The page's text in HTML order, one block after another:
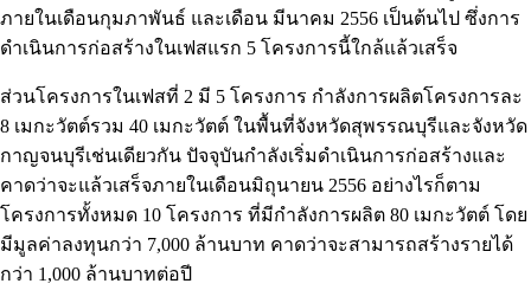
ภายในเดือนกุมภาพันธ์ และเดือน มีนาคม 2556 เป็นต้นไป ซึ่งการ
ดำเนินการก่อสร้างในเฟสแรก 5 โครงการนี้ใกล้แล้วเสร็จ
ส่วนโครงการในเฟสที่ 2 มี 5 โครงการ กำลังการผลิตโครงการละ
8 เมกะวัตต์รวม 40 เมกะวัตต์ ในพื้นที่จังหวัดสุพรรณบุรีและจังหวัด
กาญจนบุรีเช่นเดียวกัน ปัจจุบันกำลังเริ่มดำเนินการก่อสร้างและ
คาดว่าจะแล้วเสร็จภายในเดือนมิถุนายน 2556 อย่างไรก็ตาม
โครงการทั้งหมด 10 โครงการ ที่มีกำลังการผลิต 80 เมกะวัตต์ โดย
มีมูลค่าลงทุนกว่า 7,000 ล้านบาท คาดว่าจะสามารถสร้างรายได้
กว่า 1,000 ล้านบาทต่อปี